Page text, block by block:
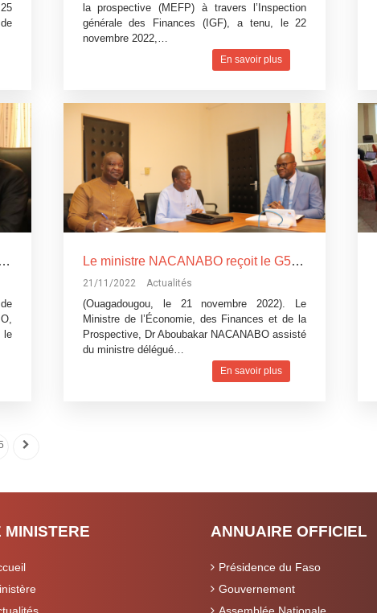
la prospective (MEFP) à travers l’Inspection
générale des Finances (IGF), a tenu, le 22
novembre 2022,…
En savoir plus
Amélioration de la gouvernance administrative : le ministre de l’Economie, des Finances et de la Prospective et le ministre en charge de la Fonction publique regardent dans la même direction
le
Le ministre NACANABO reçoit le G5 Sahel
21/11/2022 Actualités
(Ouagadougou, le 21 novembre 2022). Le
Ministre de l’Économie, des Finances et de la
Prospective, Dr Aboubakar NACANABO assisté
du ministre délégué…
En savoir plus
MINISTERE ANNUAIRE OFFICIEL
Présidence du Faso
Gouvernement